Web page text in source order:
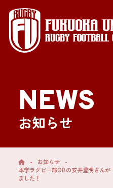
NEWS
お知らせ
- お知らせ
-
本学ラグビー部OBの安井豊明さん
ました！